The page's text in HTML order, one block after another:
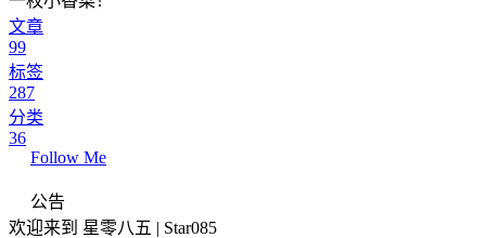
文章
99
标签
287
分类
36
Follow Me
公告
欢迎来到 星零八五 | Star085